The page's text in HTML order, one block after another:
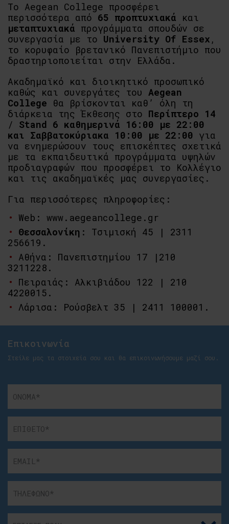
Το Aegean College προσφέρει
περισσότερα από 65 προπτυχιακά και
μεταπτυχιακά προγράμματα σπουδών σε
συνεργασία με το University Of Essex ,
το κορυφαίο βρετανικό Πανεπιστήμιο που
δραστηριοποιείται στην Ελλάδα.
Ακαδημαϊκό και διοικητικό προσωπικό
καθώς και συνεργάτες του Aegean
College θα βρίσκονται καθ’ όλη τη
διάρκεια της Έκθεσης στο Περίπτερο 14
/ Stand 6 καθημερινά 16:00 με 22:00
και Σαββατοκύριακα 10:00 με 22:00 για
να ενημερώσουν τους επισκέπτες σχετικά
με τα εκπαιδευτικά προγράμματα υψηλών
προδιαγραφών που προσφέρει το Κολλέγιο
και τις ακαδημαϊκές μας συνεργασίες.
Για περισσότερες πληροφορίες:
Web: www.aegeancollege.gr
Θεσσαλονίκη : Τσιμισκή 45 | 2311
256619.
Αθήνα: Πανεπιστημίου 17 |210
3211228.
Πειραιάς: Αλκιβιάδου 122 | 210
4220015.
Λάρισα: Ρούσβελτ 35 | 2411 100001.
Επικοινωνία
Στείλε μας τα στοιχεία σου και θα επικοινωνήσουμε μαζί σου.